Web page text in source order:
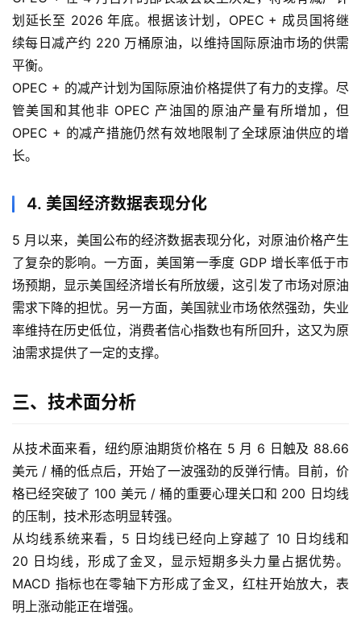
期
货
行
情
原
油
直
国
内
期
货
国
际
货
投
资
入
门
划延长至 2026 年底。根据该计划，OPEC + 成员国将继
续每日减产约 220 万桶原油，以维持国际原油市场的供需
平衡。
OPEC + 的减产计划为国际原油价格提供了有力的支撑。尽
管美国和其他非 OPEC 产油国的原油产量有所增加，但
OPEC + 的减产措施仍然有效地限制了全球原油供应的增
长。
4. 美国经济数据表现分化
5 月以来，美国公布的经济数据表现分化，对原油价格产生
了复杂的影响。一方面，美国第一季度 GDP 增长率低于市
场预期，显示美国经济增长有所放缓，这引发了市场对原油
需求下降的担忧。另一方面，美国就业市场依然强劲，失业
率维持在历史低位，消费者信心指数也有所回升，这又为原
油需求提供了一定的支撑。
三、技术面分析
从技术面来看，纽约原油期货价格在 5 月 6 日触及 88.66
美元 / 桶的低点后，开始了一波强劲的反弹行情。目前，价
格已经突破了 100 美元 / 桶的重要心理关口和 200 日均线
的压制，技术形态明显转强。
从均线系统来看，5 日均线已经向上穿越了 10 日均线和
20 日均线，形成了金叉，显示短期多头力量占据优势。
MACD 指标也在零轴下方形成了金叉，红柱开始放大，表
明上涨动能正在增强。